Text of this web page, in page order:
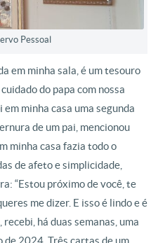
Pessoal
em minha sala, é um tesouro
do papa com nossa
minha casa uma segunda
de um pai, mencionou
minha casa fazia todo o
de afeto e simplicidade,
“Estou próximo de você, te
me dizer. E isso é lindo e é
há duas semanas, uma